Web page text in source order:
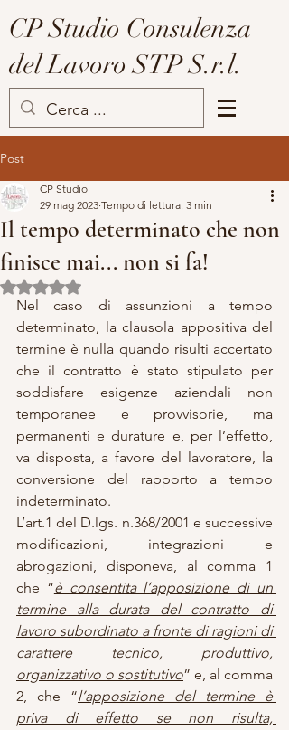
CP Studio Consulenza
del Lavoro STP S.r.l.
Post
Il tempo determinato che non
finisce mai... non si fa!
CP Studio
29 mag 2023 Tempo di lettura: 3 min
Valutazione NaN stelle su 5.
Nel caso di assunzioni a tempo
determinato, la clausola appositiva del
termine è nulla quando risulti accertato
che il contratto è stato stipulato per
soddisfare esigenze aziendali non
temporanee e provvisorie, ma
permanenti e durature e, per l’effetto,
va disposta, a favore del lavoratore, la
conversione del rapporto a tempo
indeterminato.
L’art.1 del D.lgs. n.368/2001 e successive
modificazioni, integrazioni e
abrogazioni, disponeva, al comma 1
che “è consentita l’apposizione di un
termine alla durata del contratto di
lavoro subordinato a fronte di ragioni di
carattere tecnico, produttivo,
organizzativo o sostitutivo” e, al comma
2, che “l’apposizione del termine è
priva di effetto se non risulta,